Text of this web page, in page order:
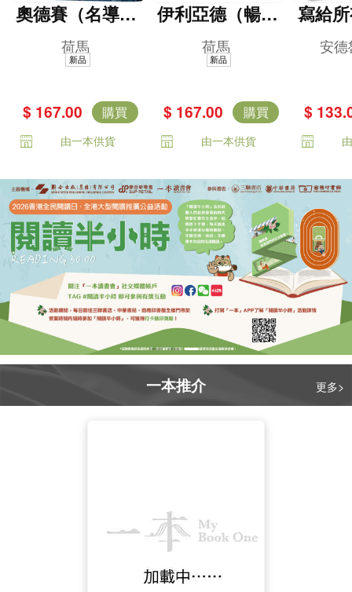
奧德賽（名導諾
蘭史詩大片原
著，唯一主張
女性）傳奇譯
本）
荷馬
新品
$ 167.00 購買
由一本供貨
伊利亞德（暢銷
80年英譯全本，
不朽中譯珍藏經
荷馬
新品
$ 167.00 購買
由一本供貨
寫給
洛伊
集
里亞
賽》
安德
$
一本推介 更多>